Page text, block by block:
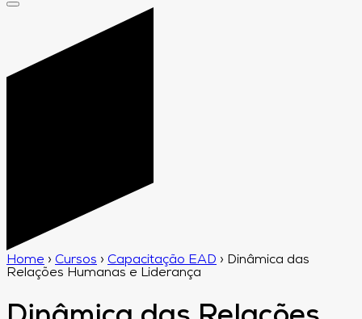
Home › Cursos › Capacitação EAD › Dinâmica das
Relações Humanas e Liderança